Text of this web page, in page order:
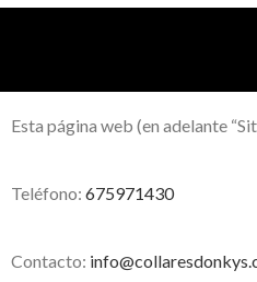
Esta página web (en adelante
Teléfono: 675971430
Contacto: